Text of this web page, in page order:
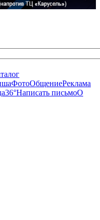
ФотоОбщениеРеклама
36°Написать письмоО